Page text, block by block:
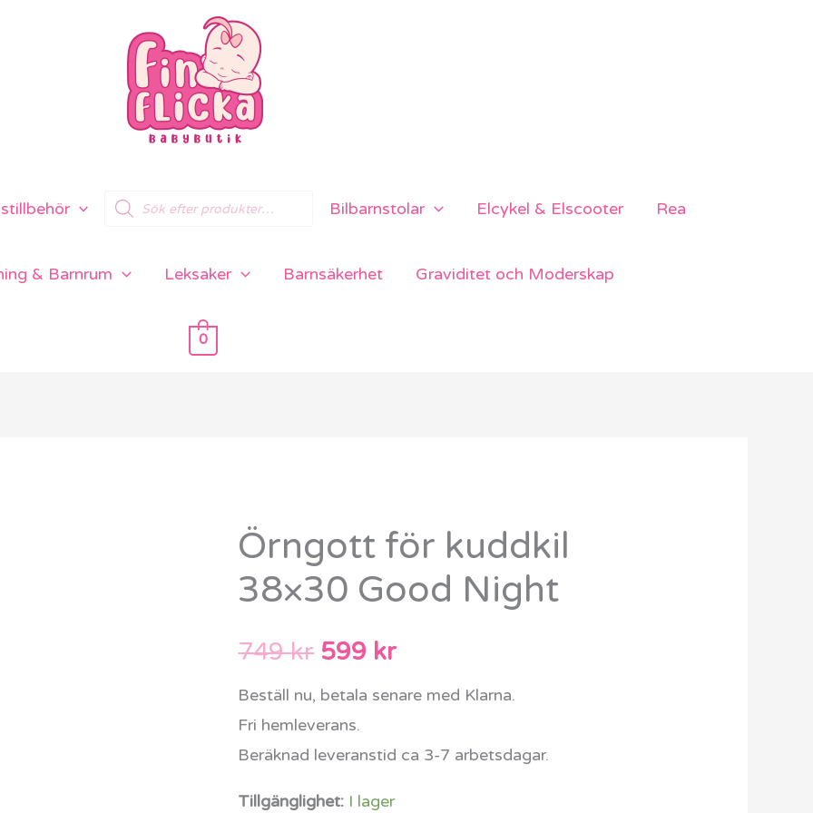
Products
search
Bilbarnstolar Elcykel & Elscooter Rea
& Barnrum Leksaker Barnsäkerhet Graviditet och Moderskap
0
Örngott för kuddkil
38×30 Good Night
749kr
Det
ursprungliga
priset
var:
749 kr.
599 kr
Det
nuvarande
Beställ nu, betala senare med Klarna.
Fri hemleverans.
Beräknad leveranstid ca 3-7 arbetsdagar.
Tillgänglighet: I lager
Örngott
kuddkil
Good
Night
mängd